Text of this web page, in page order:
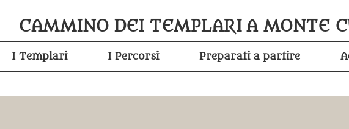
CAMMINO DEI TEMPLARI A MONTE
I Templari I Percorsi Preparati a partire